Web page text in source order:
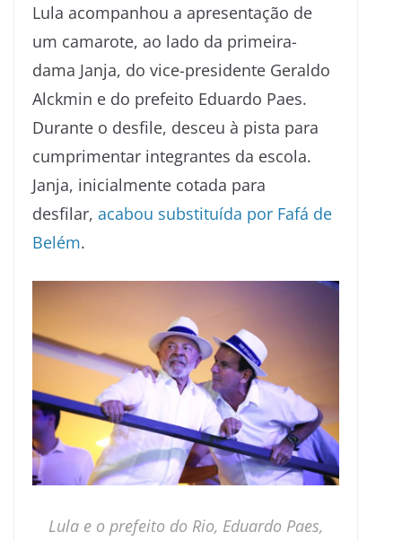
Lula acompanhou a apresentação de
um camarote, ao lado da primeira-
dama Janja, do vice-presidente Geraldo
Alckmin e do prefeito Eduardo Paes.
Durante o desfile, desceu à pista para
cumprimentar integrantes da escola.
Janja, inicialmente cotada para
desfilar, acabou substituída por Fafá de
Belém.
Lula e o prefeito do Rio, Eduardo Paes,